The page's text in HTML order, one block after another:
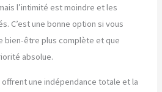
l’intimité est moindre et les
C’est une bonne option si vous
bien-être plus complète et que
absolue.
une indépendance totale et la